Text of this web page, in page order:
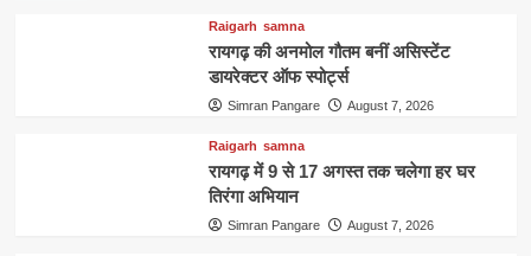
Raigarh samna
रायगढ़ की अनमोल गौतम बनीं असिस्टेंट
डायरेक्टर ऑफ स्पोर्ट्स
Simran Pangare August 7, 2026
Raigarh samna
रायगढ़ में 9 से 17 अगस्त तक चलेगा हर घर
तिरंगा अभियान
Simran Pangare August 7, 2026